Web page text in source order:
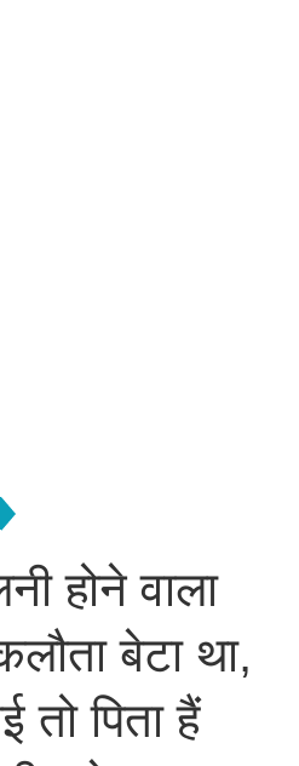
होने वाला
बेटा था,
तो पिता हैं